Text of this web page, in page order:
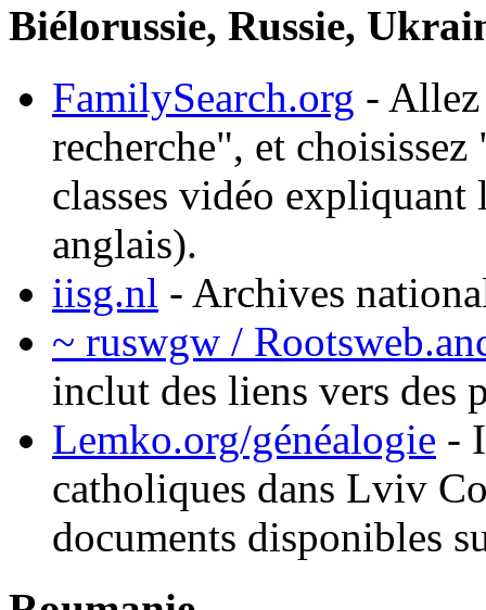
Biélorussie, Russie,
FamilySearch.org - Allez
recherche", et
classes vidéo expliquant
anglais).
iisg.nl - Archives
~ ruswgw /
inclut des liens vers des
Lemko.org/généalogie -
catholiques dans Lviv
documents disponibles